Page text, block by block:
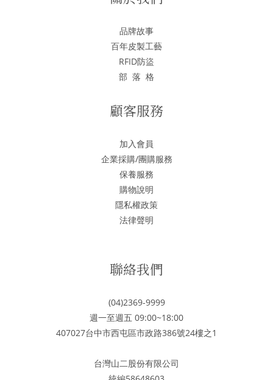
品牌故事
百年皮製工藝
RFID防盜
部 落 格
顧客服務
加入會員
企業採購/團購服務
保養服務
購物說明
隱私權政策
法律聲明
聯絡我們
(04)2369-9999
週一至週五 09:00~18:00
407027台中市西屯區市政路386號24樓之1
台灣山二股份有限公司